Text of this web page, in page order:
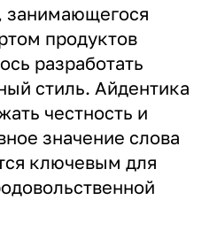
продуктов
разработать
стиль. Айдентика
честность и
значение слова
ключевым для